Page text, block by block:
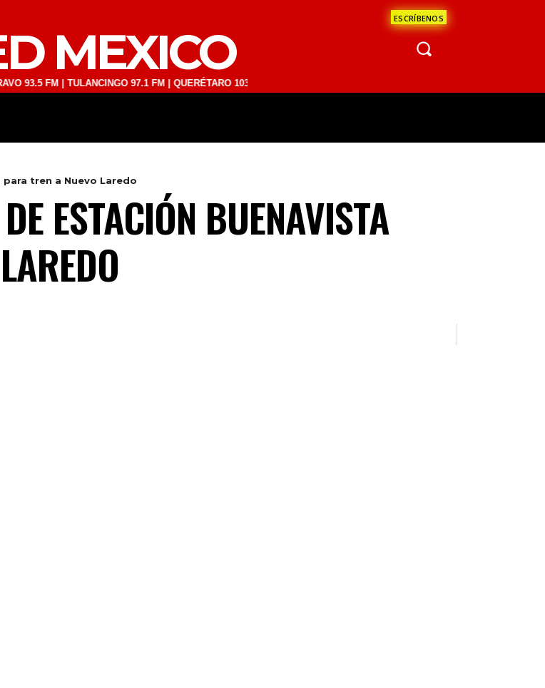
ESCRÍBENOS
MEXICO
| TULANCINGO 97.1 FM | QUERÉTARO 103.1 FM | SAN JUAN DEL RÍO 93.1 FM | GUADALAJARA 1510 AM | LA PAZ
tren a Nuevo Laredo
ESTACIÓN BUENAVISTA